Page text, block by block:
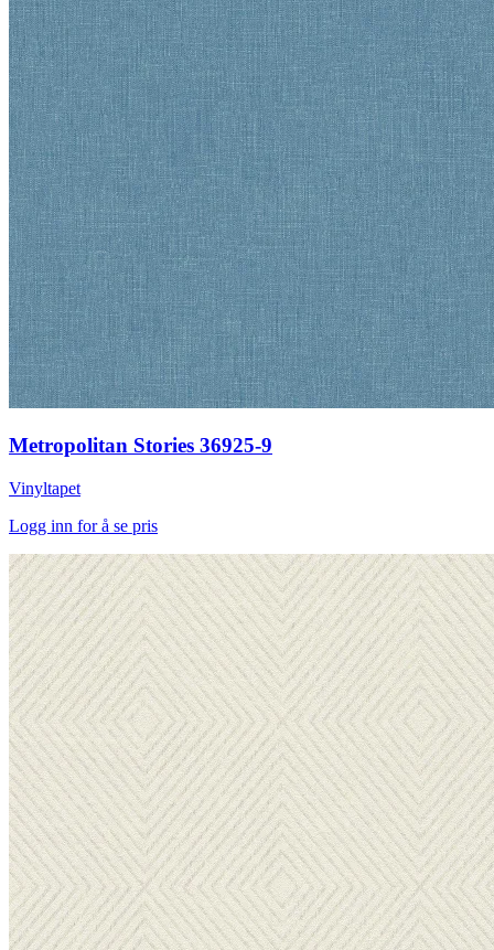
Metropolitan Stories 36925-9
Vinyltapet
Logg inn for å se pris